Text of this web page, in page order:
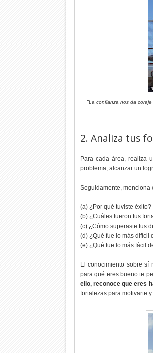
"La confianza nos da
2. Analiza tus
Para cada área, realiza
problema, alcanzar un
Seguidamente, menciona
(a) ¿Por qué tuviste éxito?
(b) ¿Cuáles fueron tus
(c) ¿Cómo superaste tus
(d) ¿Qué fue lo más difícil
(e) ¿Qué fue lo más fácil
El conocimiento sobre sí
para qué eres bueno te
ello, reconoce que eres
fortalezas para motivarte y